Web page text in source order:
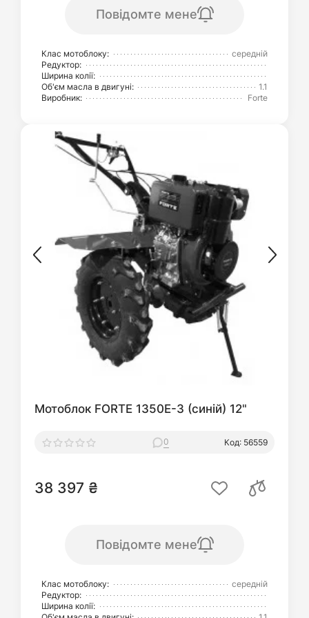
Повідомте мене
Клас мотоблоку:
середній
Редуктор:
Ширина колії:
Об'єм масла в двигуні:
1.1
Виробник:
Forte
Мотоблок FORTE 1350E-3 (синій) 12"
0 Код: 56559
38 397 ₴
Повідомте мене
Клас мотоблоку:
середній
Редуктор:
Ширина колії: